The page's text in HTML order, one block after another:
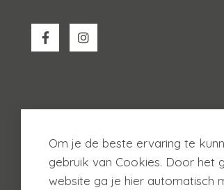
© 2026 Beautify
Om je de beste ervaring te
gebruik van Cookies. Door het
website ga je hier automatisch